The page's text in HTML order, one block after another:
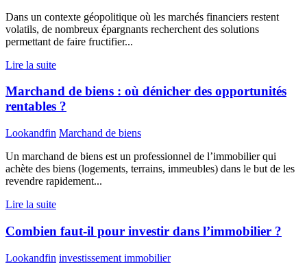
Dans un contexte géopolitique où les marchés financiers restent
volatils, de nombreux épargnants recherchent des solutions
permettant de faire fructifier...
Lire la suite
Marchand de biens : où dénicher des opportunités
rentables ?
Lookandfin Marchand de biens
Un marchand de biens est un professionnel de l’immobilier qui
achète des biens (logements, terrains, immeubles) dans le but de les
revendre rapidement...
Lire la suite
Combien faut-il pour investir dans l’immobilier ?
Lookandfin investissement immobilier